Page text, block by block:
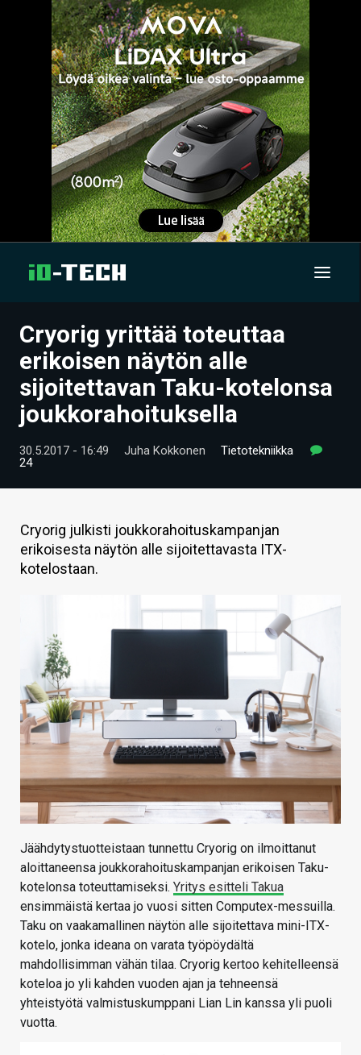
UUTISET
ARTIKKELIT
VIDEOT
TECHBBS
KAUPPA
HAKU
Cryorig yrittää toteuttaa
erikoisen näytön alle
sijoitettavan Taku-kotelonsa
joukkorahoituksella
30.5.2017 - 16:49 Juha Kokkonen
Tietotekniikka
24
Cryorig julkisti joukkorahoituskampanjan
erikoisesta näytön alle sijoitettavasta ITX-
kotelostaan.
Jäähdytystuotteistaan tunnettu Cryorig on ilmoittanut
aloittaneensa joukkorahoituskampanjan erikoisen Taku-
kotelonsa toteuttamiseksi. Yritys esitteli Takua
ensimmäistä kertaa jo vuosi sitten Computex-messuilla.
Taku on vaakamallinen näytön alle sijoitettava mini-ITX-
kotelo, jonka ideana on varata työpöydältä
mahdollisimman vähän tilaa. Cryorig kertoo kehitelleensä
koteloa jo yli kahden vuoden ajan ja tehneensä
yhteistyötä valmistuskumppani Lian Lin kanssa yli puoli
vuotta.